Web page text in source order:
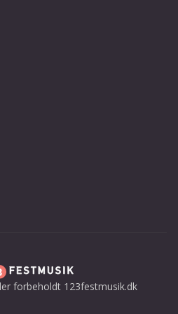
forbeholdt 123festmusik.dk